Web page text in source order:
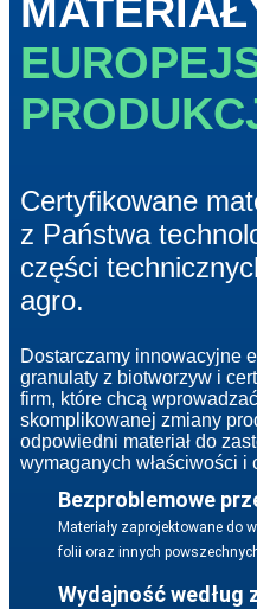
Certyfikowane
z Państwa
części
agro.
Dostarczamy innowacyjne
granulaty z biotworzyw i
firm, które chcą
skomplikowanej zmiany
odpowiedni materiał do
wymaganych właściwości i
Bezproblemowe
Materiały zaprojektowane do
folii oraz innych
Wydajność według